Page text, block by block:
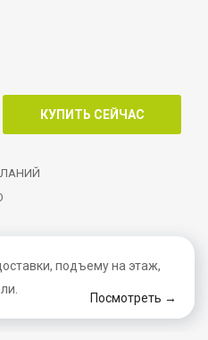
подъему на этаж,
Посмотреть →